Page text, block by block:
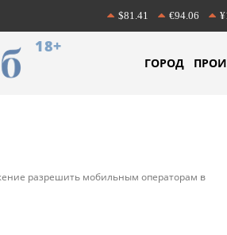
$81.41 €94.06
18+
ГОРОД
разрешить мобильным операторам в